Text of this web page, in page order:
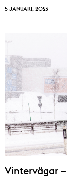
5 JANUARI, 2023
Vintervägar